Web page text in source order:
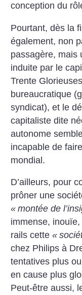
conception du
Pourtant, dès la
également, non
passagère, mais
induite par le
Trente
bureaucratique
syndicat), et le
capitaliste dite
autonome
incapable de
mondial.
D’ailleurs, pour
prôner une
« montée de
immense,
rails cette«
chez Philips à
tentatives plus
en cause plus
Peut-être aussi,